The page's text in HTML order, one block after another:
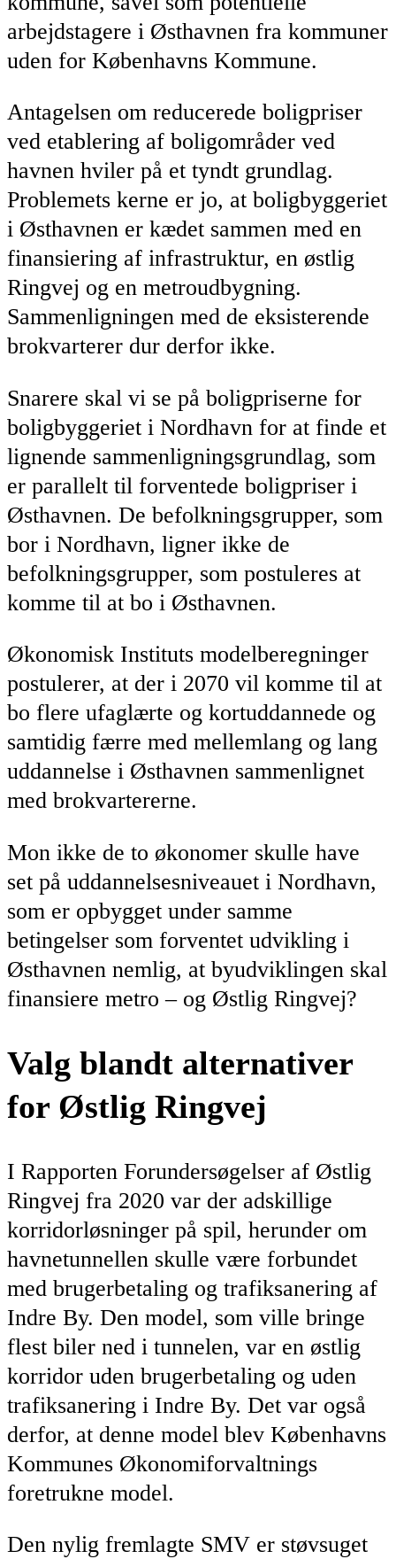
arbejdstagere i Østhavnen fra kommuner
uden for Københavns Kommune.
Antagelsen om reducerede boligpriser
ved etablering af boligområder ved
havnen hviler på et tyndt grundlag.
Problemets kerne er jo, at boligbyggeriet
i Østhavnen er kædet sammen med en
finansiering af infrastruktur, en østlig
Ringvej og en metroudbygning.
Sammenligningen med de eksisterende
brokvarterer dur derfor ikke.
Snarere skal vi se på boligpriserne for
boligbyggeriet i Nordhavn for at finde et
lignende sammenligningsgrundlag, som
er parallelt til forventede boligpriser i
Østhavnen. De befolkningsgrupper, som
bor i Nordhavn, ligner ikke de
befolkningsgrupper, som postuleres at
komme til at bo i Østhavnen.
Økonomisk Instituts modelberegninger
postulerer, at der i 2070 vil komme til at
bo flere ufaglærte og kortuddannede og
samtidig færre med mellemlang og lang
uddannelse i Østhavnen sammenlignet
med brokvartererne.
Mon ikke de to økonomer skulle have
set på uddannelsesniveauet i Nordhavn,
som er opbygget under samme
betingelser som forventet udvikling i
Østhavnen nemlig, at byudviklingen skal
finansiere metro – og Østlig Ringvej?
Valg blandt alternativer
for Østlig Ringvej
I Rapporten Forundersøgelser af Østlig
Ringvej fra 2020 var der adskillige
korridorløsninger på spil, herunder om
havnetunnellen skulle være forbundet
med brugerbetaling og trafiksanering af
Indre By. Den model, som ville bringe
flest biler ned i tunnelen, var en østlig
korridor uden brugerbetaling og uden
trafiksanering i Indre By. Det var også
derfor, at denne model blev Københavns
Kommunes Økonomiforvaltnings
foretrukne model.
Den nylig fremlagte SMV er støvsuget